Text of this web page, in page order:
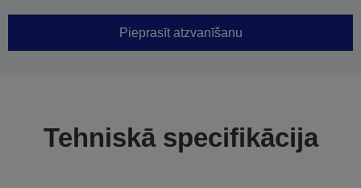
Pieprasīt atzvanīšanu
Tehniskā specifikācija